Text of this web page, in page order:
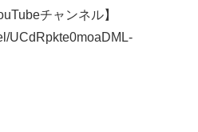
チャンネル】
UCdRpkte0moaDML-